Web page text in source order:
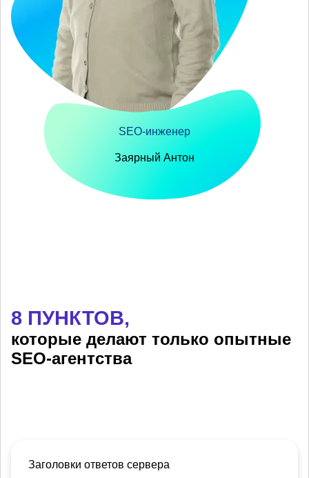
SEO-инженер
Заярный Антон
8 ПУНКТОВ,
которые делают только опытные
SEO-агентства
Заголовки ответов сервера